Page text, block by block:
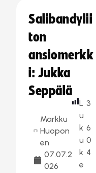
Salibandylii
ton
ansiomerkk
i: Jukka
Seppälä
Markku
Huopon
en
07.07.2
026
L
u
k
u
k
e
3
6
0
4